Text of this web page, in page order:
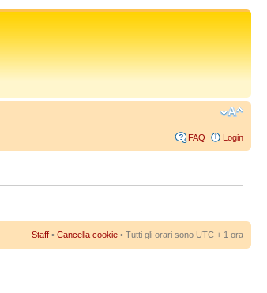
FAQ Login
Staff • Cancella cookie • Tutti gli orari sono UTC + 1 ora